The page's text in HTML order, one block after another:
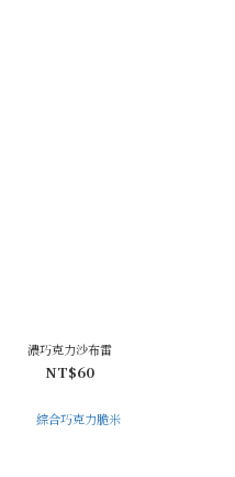
濃巧克力沙布雷
NT$60